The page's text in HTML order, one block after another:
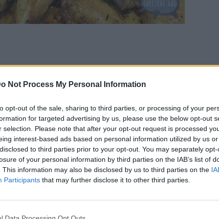
Not Process My Personal Information
opt-out of the sale, sharing to third parties, or processing of your
for targeted advertising by us, please use the below opt-out
selection. Please note that after your opt-out request is processed
interest-based ads based on personal information utilized by us
to third parties prior to your opt-out. You may separately
of your personal information by third parties on the IAB’s list of
This information may also be disclosed by us to third parties on the
Participants that may further disclose it to other third parties.
tomillo y orégano.
aceite de oliva en la misma fuente en la que van a ir al
a 200ºC, dándoles la vuelta a mitad de tiempo.